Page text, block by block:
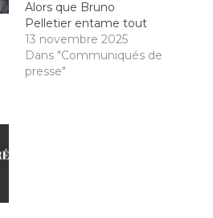
Alors que Bruno
Pelletier entame tout
juste les représentations
de son nouveau
spectacle, 3 & Moi, Zinc
13 novembre 2025
Dans "Communiqués de
presse"